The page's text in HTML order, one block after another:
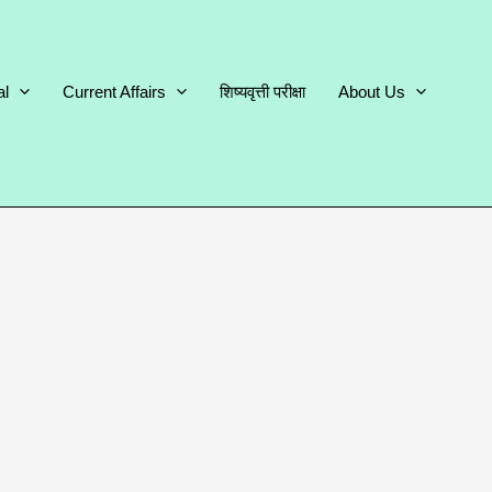
Current Affairs शिष्यवृत्ती परीक्षा About Us